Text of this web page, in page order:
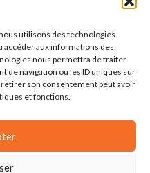
utilisons des technologies
accéder aux informations des
nous permettra de traiter
de navigation ou les ID uniques sur
retirer son consentement peut avoir
et fonctions.
–
Frères
88379